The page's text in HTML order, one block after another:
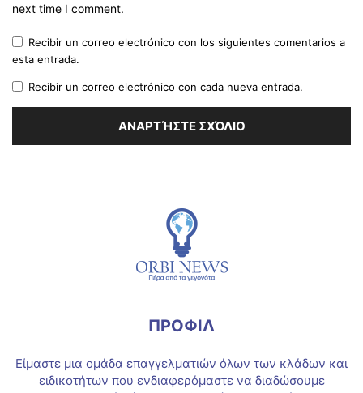
next time I comment.
Recibir un correo electrónico con los siguientes comentarios a
esta entrada.
Recibir un correo electrónico con cada nueva entrada.
ΠΡΟΦΙΛ
Είμαστε μια ομάδα επαγγελματιών όλων των κλάδων και
ειδικοτήτων που ενδιαφερόμαστε να διαδώσουμε